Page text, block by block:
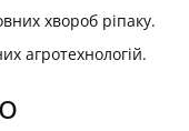
хвороб ріпаку.
агротехнологій.